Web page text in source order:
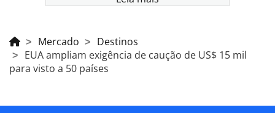
Mercado
Destinos
EUA ampliam exigência de caução de US$ 15 mil
para visto a 50 países